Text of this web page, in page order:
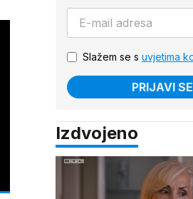
Slažem se s uvjetima
PRIJAVI SE
Izdvojeno